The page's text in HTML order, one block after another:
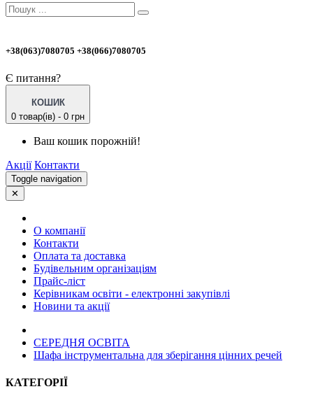
+38(063)7080705 +38(066)7080705
Є питання?
КОШИК
0 товар(ів) - 0 грн
Ваш кошик порожній!
Акції Контакти
Toggle navigation
✕
О компанії
Контакти
Оплата та доставка
Будівельним організаціям
Прайс-ліст
Керівникам освіти - електронні закупівлі
Новини та акції
СЕРЕДНЯ ОСВIТА
Шафа інструментальна для зберігання цінних речей
КАТЕГОРІЇ